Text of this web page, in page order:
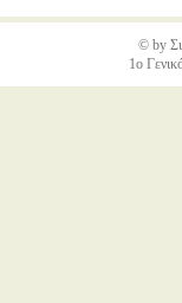
© by
1ο